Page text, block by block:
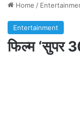
Home /
Entertainment
फिल्म ‘सुपर